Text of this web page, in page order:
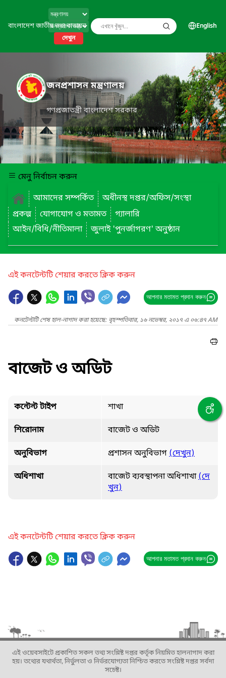
বাংলাদেশ জাতীয় তথ্য বাতায়ন
দেখুন
English
জনপ্রশাসন মন্ত্রণালয়
গণপ্রজাতন্ত্রী বাংলাদেশ সরকার
মেনু নির্বাচন করুন
আমাদের সম্পর্কিত
অধীনস্থ দপ্তর/অফিস/সংস্থা
প্রকল্প
যোগাযোগ ও মতামত
গ্যালারি
আইন/বিধি/নীতিমালা
জুলাই 'পুনর্জাগরণ' অনুষ্ঠান
এই কনটেন্টটি শেয়ার করতে ক্লিক করুন
আপনার মতামত প্রদান করুন
কনটেন্টটি শেষ হাল-নাগাদ করা হয়েছে: বৃহস্পতিবার, ১৬ নভেম্বর, ২০১৭ এ ০৬:৪৭ AM
বাজেট ও অডিট
কন্টেন্ট টাইপ শাখা
শিরোনাম বাজেট ও অডিট
অনুবিভাগ প্রশাসন অনুবিভাগ(দেখুন)
অধিশাখা বাজেট ব্যবস্থাপনা অধিশাখা(দে
খুন)
এই কনটেন্টটি শেয়ার করতে ক্লিক করুন
আপনার মতামত প্রদান করুন
এই ওয়েবসাইটে প্রকাশিত সকল তথ্য সংশ্লিষ্ট দপ্তর কর্তৃক নিয়মিত হালনাগাদ করা
হয়। তথ্যের যথার্থতা, নির্ভুলতা ও নির্ভরযোগ্যতা নিশ্চিত করতে সংশ্লিষ্ট দপ্তর সর্বদা
সচেষ্ট।